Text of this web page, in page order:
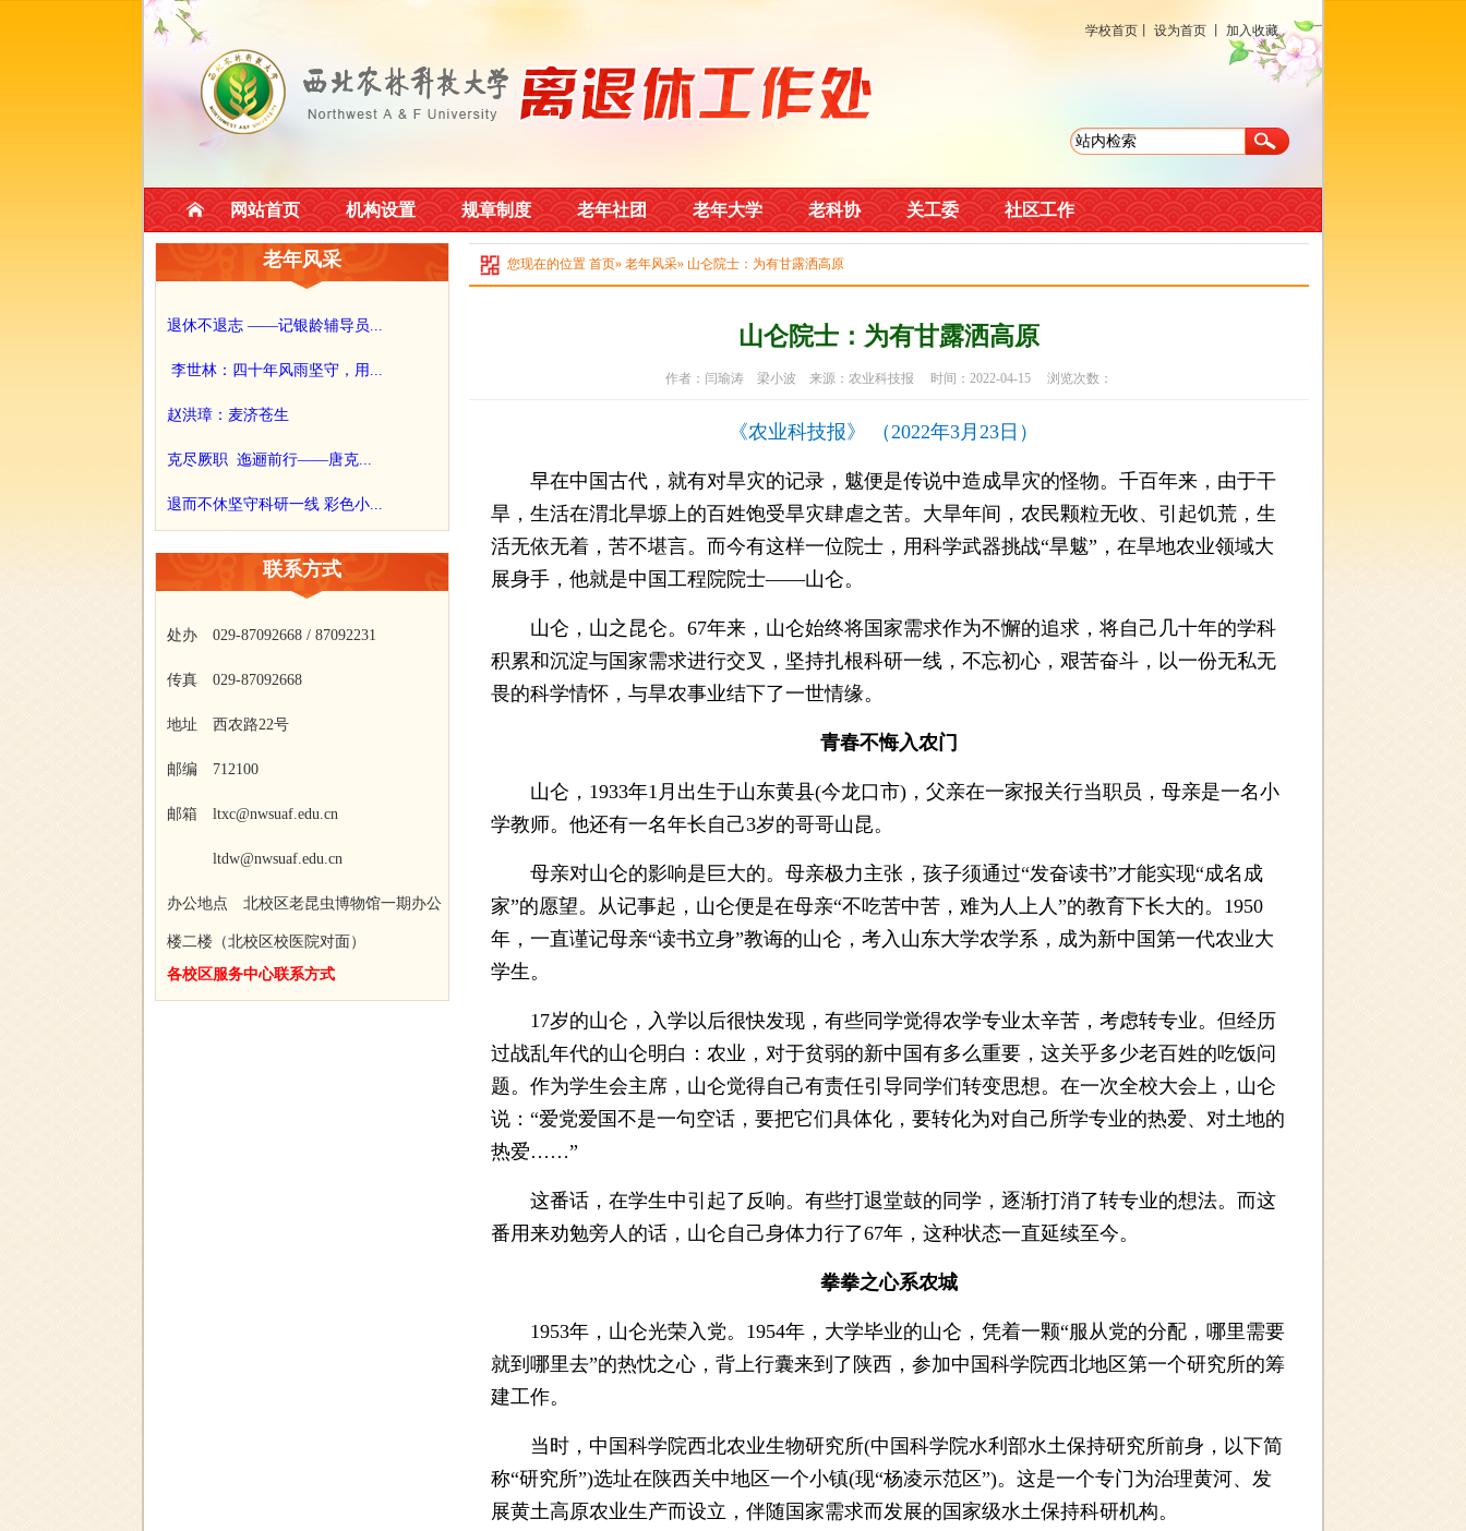
学校首页 设为首页 加入收藏
网站首页 机构设置 规章制度 老年社团 老年大学 老科协 关工委 社区工作
老年风采
退休不退志 ——记银龄辅导员...
李世林：四十年风雨坚守，用...
赵洪璋：麦济苍生
克尽厥职 迤逦前行——唐克...
退而不休坚守科研一线 彩色小...
联系方式
处办 029-87092668 / 87092231
传真 029-87092668
地址 西农路22号
邮编 712100
邮箱 ltxc@nwsuaf.edu.cn
ltdw@nwsuaf.edu.cn
办公地点 北校区老昆虫博物馆一期办公
楼二楼（北校区校医院对面）
各校区服务中心联系方式
您现在的位置 首页» 老年风采» 山仑院士：为有甘露洒高原
山仑院士：为有甘露洒高原
作者：闫瑜涛 梁小波 来源：农业科技报 时间：2022-04-15 浏览次数：
《农业科技报》 （2022年3月23日）
早在中国古代，就有对旱灾的记录，魃便是传说中造成旱灾的怪物。千百年来，由于干
旱，生活在渭北旱塬上的百姓饱受旱灾肆虐之苦。大旱年间，农民颗粒无收、引起饥荒，生
活无依无着，苦不堪言。而今有这样一位院士，用科学武器挑战“旱魃”，在旱地农业领域大
展身手，他就是中国工程院院士——山仑。
山仑，山之昆仑。67年来，山仑始终将国家需求作为不懈的追求，将自己几十年的学科
积累和沉淀与国家需求进行交叉，坚持扎根科研一线，不忘初心，艰苦奋斗，以一份无私无
畏的科学情怀，与旱农事业结下了一世情缘。
青春不悔入农门
山仑，1933年1月出生于山东黄县(今龙口市)，父亲在一家报关行当职员，母亲是一名小
学教师。他还有一名年长自己3岁的哥哥山昆。
母亲对山仑的影响是巨大的。母亲极力主张，孩子须通过“发奋读书”才能实现“成名成
家”的愿望。从记事起，山仑便是在母亲“不吃苦中苦，难为人上人”的教育下长大的。1950
年，一直谨记母亲“读书立身”教诲的山仑，考入山东大学农学系，成为新中国第一代农业大
学生。
17岁的山仑，入学以后很快发现，有些同学觉得农学专业太辛苦，考虑转专业。但经历
过战乱年代的山仑明白：农业，对于贫弱的新中国有多么重要，这关乎多少老百姓的吃饭问
题。作为学生会主席，山仑觉得自己有责任引导同学们转变思想。在一次全校大会上，山仑
说：“爱党爱国不是一句空话，要把它们具体化，要转化为对自己所学专业的热爱、对土地的
热爱……”
这番话，在学生中引起了反响。有些打退堂鼓的同学，逐渐打消了转专业的想法。而这
番用来劝勉旁人的话，山仑自己身体力行了67年，这种状态一直延续至今。
拳拳之心系农城
1953年，山仑光荣入党。1954年，大学毕业的山仑，凭着一颗“服从党的分配，哪里需要
就到哪里去”的热忱之心，背上行囊来到了陕西，参加中国科学院西北地区第一个研究所的筹
建工作。
当时，中国科学院西北农业生物研究所(中国科学院水利部水土保持研究所前身，以下简
称“研究所”)选址在陕西关中地区一个小镇(现“杨凌示范区”)。这是一个专门为治理黄河、发
展黄土高原农业生产而设立，伴随国家需求而发展的国家级水土保持科研机构。